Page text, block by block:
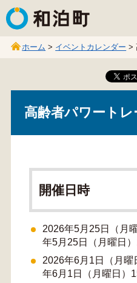
和泊町
ホーム > イベントカレンダー >
高齢者パワート
開催日時
2026年5月25日（月
年5月25日（月曜日
2026年6月1日（月
年6月1日（月曜日）